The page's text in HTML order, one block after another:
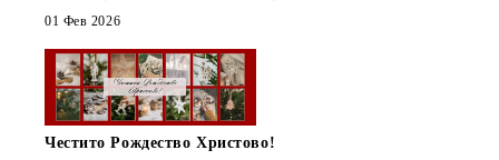
01 Фев 2026
Честито Рождество Христово!